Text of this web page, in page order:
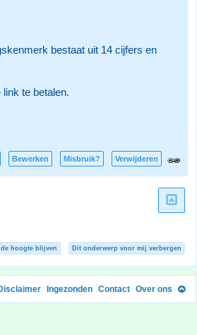
bestaat uit 14 cijfers en
te betalen.
Bewerken Misbruik? Verwijderen
de hoogte blijven Dit onderwerp voor mij verbergen
Ingezonden Contact Over ons